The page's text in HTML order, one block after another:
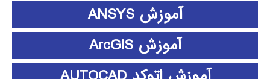
آموزش ANSYS
آموزش ArcGIS